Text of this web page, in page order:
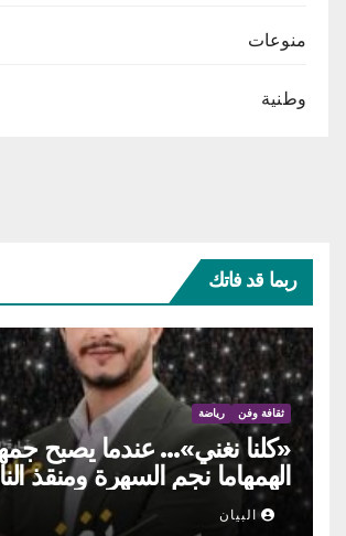
منوعات
وطنية
ربما قد فاتك
ثقافة وفن رياضة
«كلنا نغني»… عندما يصبح
الهمهاما نجم السهرة ومنقذ
البيان